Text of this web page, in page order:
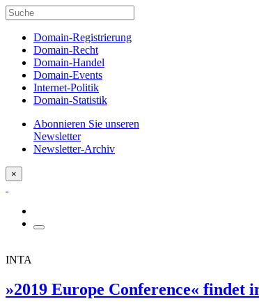
Domain-Registrierung
Domain-Recht
Domain-Handel
Domain-Events
Internet-Politik
Domain-Statistik
Abonnieren Sie unseren
Newsletter
Newsletter-Archiv
×
INTA
»2019 Europe Conference« findet